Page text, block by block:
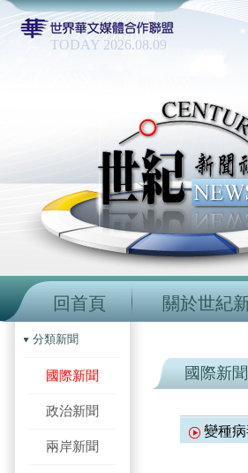
TODAY 2026.08.09
回首頁 關於世紀
分類新聞
國際新聞
政治新聞
兩岸新聞
國際新聞
變種